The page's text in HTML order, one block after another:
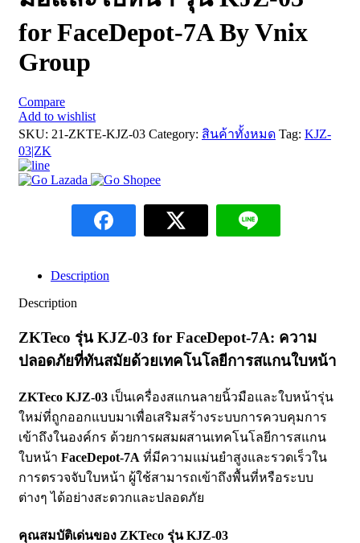
for FaceDepot-7A By Vnix
Group
Compare
Add to wishlist
SKU: 21-ZKTE-KJZ-03 Category: สินค้าทั้งหมด Tag: KJZ-
03|ZK
Description
Description
ZKTeco รุ่น KJZ-03 for FaceDepot-7A: ความ
ปลอดภัยที่ทันสมัยด้วยเทคโนโลยีการสแกนใบหน้า
ZKTeco KJZ-03 เป็นเครื่องสแกนลายนิ้วมือและใบหน้ารุ่น
ใหม่ที่ถูกออกแบบมาเพื่อเสริมสร้างระบบการควบคุมการ
เข้าถึงในองค์กร ด้วยการผสมผสานเทคโนโลยีการสแกน
ใบหน้า FaceDepot-7A ที่มีความแม่นยำสูงและรวดเร็วใน
การตรวจจับใบหน้า ผู้ใช้สามารถเข้าถึงพื้นที่หรือระบบ
ต่างๆ ได้อย่างสะดวกและปลอดภัย
คุณสมบัติเด่นของ ZKTeco รุ่น KJZ-03